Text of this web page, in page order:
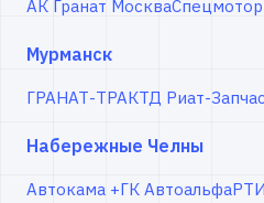
АК Гранат Москва
Мурманск
ГРАНАТ-ТРАКТД Риат-
Набережные Челны
Автокама +ГК Автоальфа